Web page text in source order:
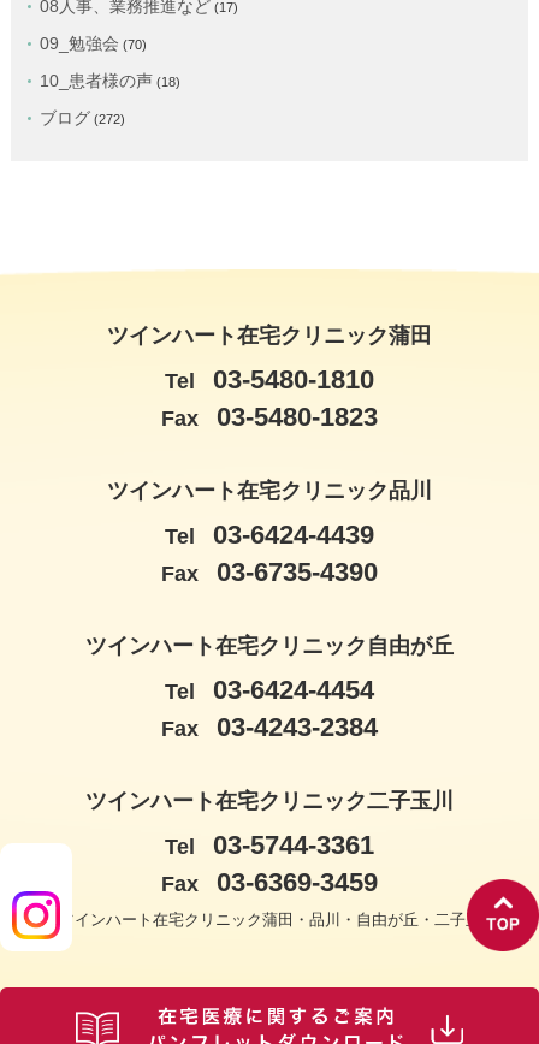
08人事、業務推進など(17)
09_勉強会 (70)
10_患者様の声 (18)
ブログ (272)
ツインハート在宅クリニック蒲田
Tel
03-5480-1810
Fax 03-5480-1823
ツインハート在宅クリニック品川
Tel
03-6424-4439
Fax 03-6735-4390
ツインハート在宅クリニック自由が丘
Tel
03-6424-4454
Fax 03-4243-2384
ツインハート在宅クリニック二子玉川
Tel
03-5744-3361
Fax 03-6369-3459
© ツインハート在宅クリニック蒲田・品川・自由が丘・二子玉川